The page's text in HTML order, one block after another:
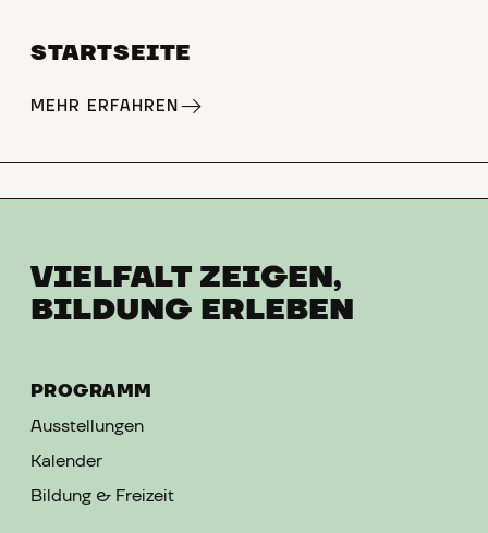
STARTSEITE
MEHR ERFAHREN
VIELFALT ZEIGEN,
BILDUNG ERLEBEN
PROGRAMM
Ausstellungen
Kalender
Bildung & Freizeit